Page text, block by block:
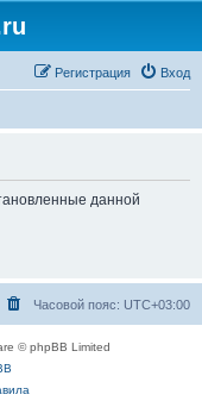
Вход
Регистрация
данной
Часовой пояс: UTC+03:00
© phpBB Limited